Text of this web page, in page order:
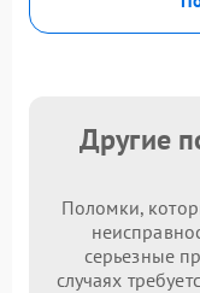
Другие
Поломки,
серьезные
случаях